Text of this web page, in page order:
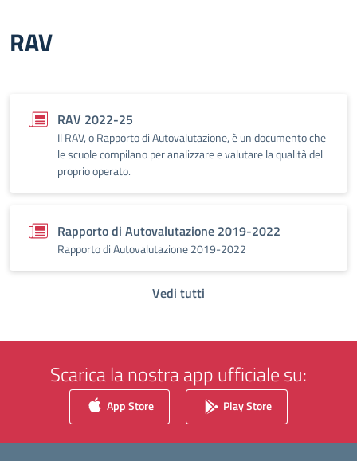
RAV
RAV 2022-25
Il RAV, o Rapporto di Autovalutazione, è un documento che
le scuole compilano per analizzare e valutare la qualità del
proprio operato.
Rapporto di Autovalutazione 2019-2022
Rapporto di Autovalutazione 2019-2022
Vedi tutti
Scarica la nostra app ufficiale su:
App Store Play Store